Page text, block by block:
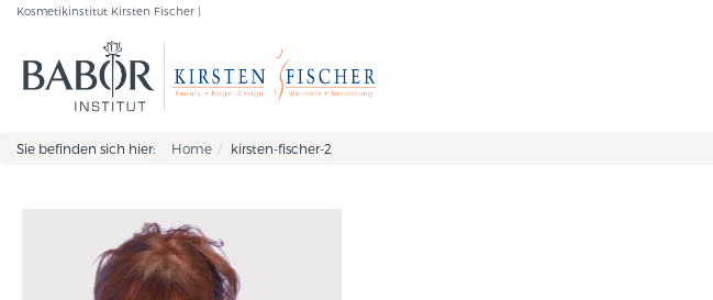
Kosmetikinstitut Kirsten Fischer |
Sie befinden sich hier: Home kirsten-fischer-2